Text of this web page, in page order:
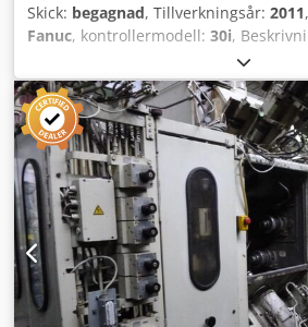
Skick: begagnad, Tillverkningsår: 2011
Fanuc, kontrollermodell: 30i,
Tillverkningsår: 2011 Styrsystem:
bordbelastning: 100 kg
mm Installationsvikt: ca 33 000 kg
(X/Y/Z/B): Teknologi: 1 x
varv/min Verktygshållare: HSK-A 63
Vridmoment: 197 Nm
0,001°, pneumatisk indexering,
Verktygsdiameter/längd: 125/250
II (X/Y/Z/B): Teknologi: 1 x
horisontalspindel Varvtal: 8 000 varv/
HSK-A 63 Effekt: 31 kW Vridmoment:
Verktygsväxlare: 12 stationer B-axel: